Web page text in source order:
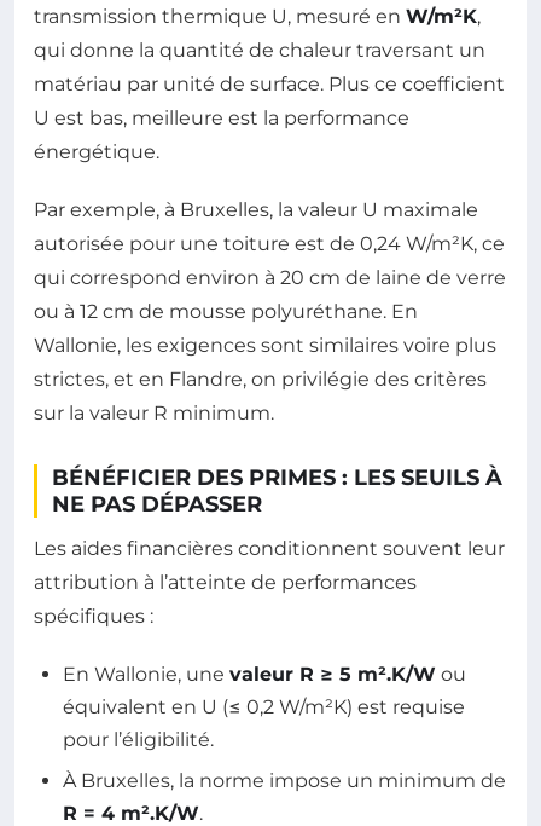
transmission thermique U, mesuré en W/m²K,
qui donne la quantité de chaleur traversant un
matériau par unité de surface. Plus ce coefficient
U est bas, meilleure est la performance
énergétique.
Par exemple, à Bruxelles, la valeur U maximale
autorisée pour une toiture est de 0,24 W/m²K, ce
qui correspond environ à 20 cm de laine de verre
ou à 12 cm de mousse polyuréthane. En
Wallonie, les exigences sont similaires voire plus
strictes, et en Flandre, on privilégie des critères
sur la valeur R minimum.
BÉNÉFICIER DES PRIMES : LES SEUILS À
NE PAS DÉPASSER
Les aides financières conditionnent souvent leur
attribution à l’atteinte de performances
spécifiques :
En Wallonie, une valeur R ≥ 5 m².K/W ou
équivalent en U (≤ 0,2 W/m²K) est requise
pour l’éligibilité.
À Bruxelles, la norme impose un minimum de
R = 4 m².K/W.